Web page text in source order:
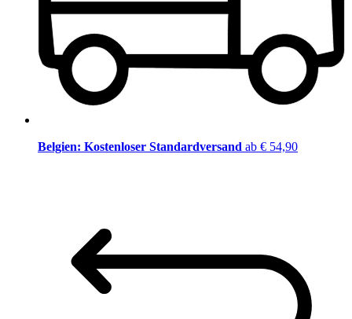
Belgien: Kostenloser Standardversand ab € 54,90